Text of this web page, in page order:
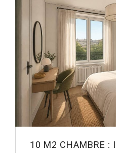
10 M2 CHAMBRE :